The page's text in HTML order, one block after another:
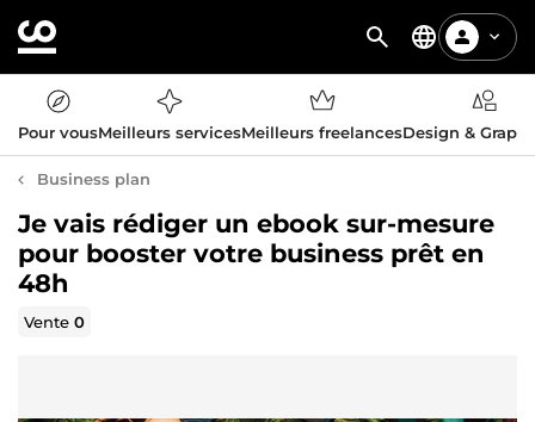
Pour vousMeilleurs servicesMeilleurs freelancesDesign &
Business plan
Je vais rédiger un ebook sur-mesure
pour booster votre business prêt en
48h
Vente0